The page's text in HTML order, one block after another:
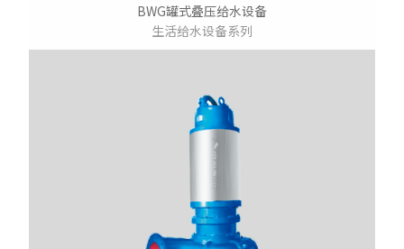
BWG罐式叠压给水设备
生活给水设备系列